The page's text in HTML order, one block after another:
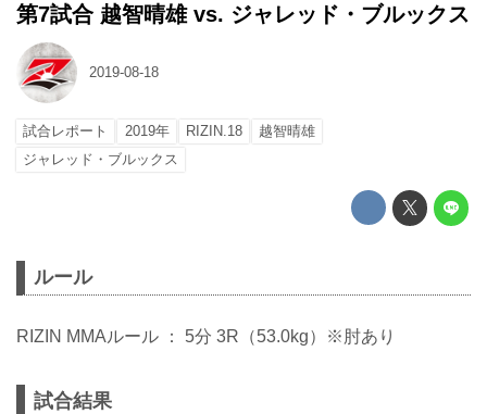
第7試合 越智晴雄 vs. ジャレッド・ブルックス
2019-08-18
試合レポート 2019年 RIZIN.18
越智晴雄
ジャレッド・ブルックス
ルール
RIZIN MMAルール ： 5分 3R（53.0kg）※肘あり
試合結果